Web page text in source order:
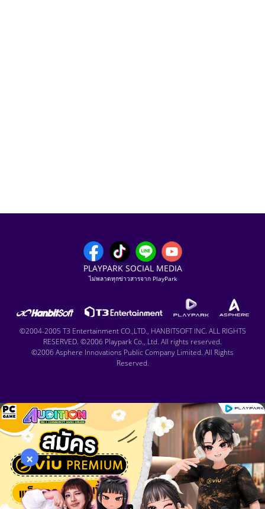
PLAYPARK SOCIAL MEDIA
ไม่พลาดทุกข่าวสารจาก PlayPark
©2004-2005 T3 Entertainment CO.,LTD., HANBITSOFT INC. ALL RIGHTS
RESERVED. ©2006 Playpark Co., Ltd. All rights reserved.
©2006 Asphere Innovations Public Company Limited. All Rights
Reserved.
×